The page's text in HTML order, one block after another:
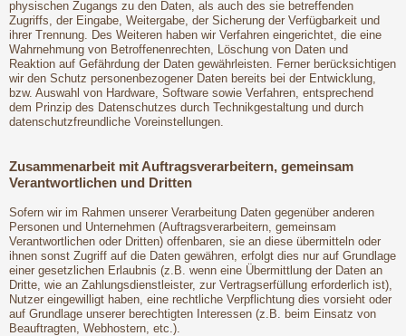
physischen Zugangs zu den Daten, als auch des sie betreffenden
Zugriffs, der Eingabe, Weitergabe, der Sicherung der Verfügbarkeit und
ihrer Trennung. Des Weiteren haben wir Verfahren eingerichtet, die eine
Wahrnehmung von Betroffenenrechten, Löschung von Daten und
Reaktion auf Gefährdung der Daten gewährleisten. Ferner berücksichtigen
wir den Schutz personenbezogener Daten bereits bei der Entwicklung,
bzw. Auswahl von Hardware, Software sowie Verfahren, entsprechend
dem Prinzip des Datenschutzes durch Technikgestaltung und durch
datenschutzfreundliche Voreinstellungen.
Zusammenarbeit mit Auftragsverarbeitern, gemeinsam
Verantwortlichen und Dritten
Sofern wir im Rahmen unserer Verarbeitung Daten gegenüber anderen
Personen und Unternehmen (Auftragsverarbeitern, gemeinsam
Verantwortlichen oder Dritten) offenbaren, sie an diese übermitteln oder
ihnen sonst Zugriff auf die Daten gewähren, erfolgt dies nur auf Grundlage
einer gesetzlichen Erlaubnis (z.B. wenn eine Übermittlung der Daten an
Dritte, wie an Zahlungsdienstleister, zur Vertragserfüllung erforderlich ist),
Nutzer eingewilligt haben, eine rechtliche Verpflichtung dies vorsieht oder
auf Grundlage unserer berechtigten Interessen (z.B. beim Einsatz von
Beauftragten, Webhostern, etc.).